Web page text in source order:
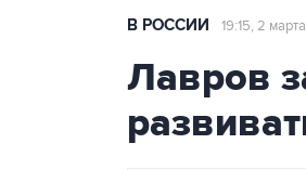
В РОССИИ 19:15, 2
Лавров